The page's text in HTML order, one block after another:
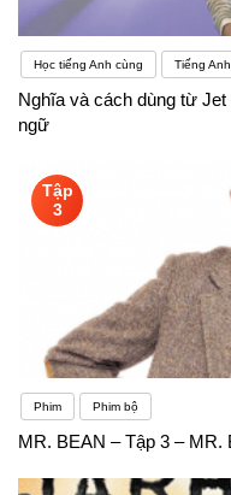
Học tiếng Anh cùng Tiếng
Nghĩa và cách dùng từ
ngữ
Tập
3
Phim Phim bộ
MR. BEAN – Tập 3 – MR.